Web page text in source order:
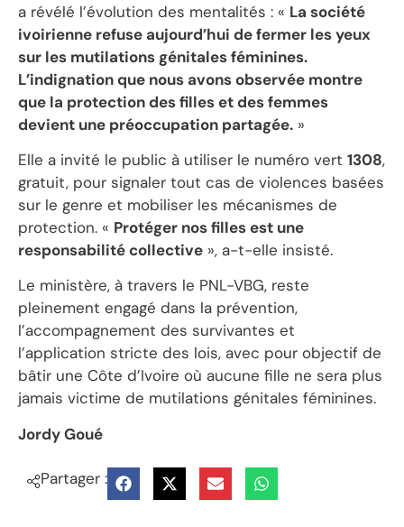
a révélé l’évolution des mentalités : « La société
ivoirienne refuse aujourd’hui de fermer les yeux
sur les mutilations génitales féminines.
L’indignation que nous avons observée montre
que la protection des filles et des femmes
devient une préoccupation partagée. »
Elle a invité le public à utiliser le numéro vert 1308,
gratuit, pour signaler tout cas de violences basées
sur le genre et mobiliser les mécanismes de
protection. « Protéger nos filles est une
responsabilité collective », a-t-elle insisté.
Le ministère, à travers le PNL-VBG, reste
pleinement engagé dans la prévention,
l’accompagnement des survivantes et
l’application stricte des lois, avec pour objectif de
bâtir une Côte d’Ivoire où aucune fille ne sera plus
jamais victime de mutilations génitales féminines.
Jordy Goué
Partager :